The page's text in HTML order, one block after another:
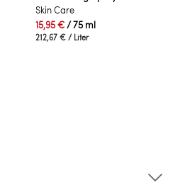
Skin Care
15,95 €/ 75 ml
212,67 € / Liter